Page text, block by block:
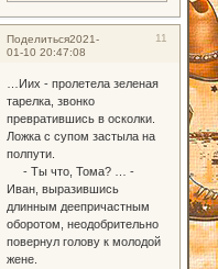
Поделиться 11
2021-
01-10 20:47:08
…Иих - пролетела зеленая
тарелка, звонко
превратившись в осколки.
Ложка с супом застыла на
полпути.
- Ты что, Тома? … -
Иван, выразившись
длинным деепричастным
оборотом, неодобрительно
повернул голову к молодой
жене.